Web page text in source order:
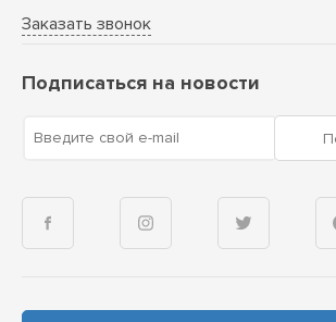
Заказать звонок
Подписаться на новости
Введите свой e-mail